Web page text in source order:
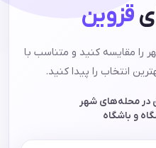
و متناسب با
پیدا کنید.